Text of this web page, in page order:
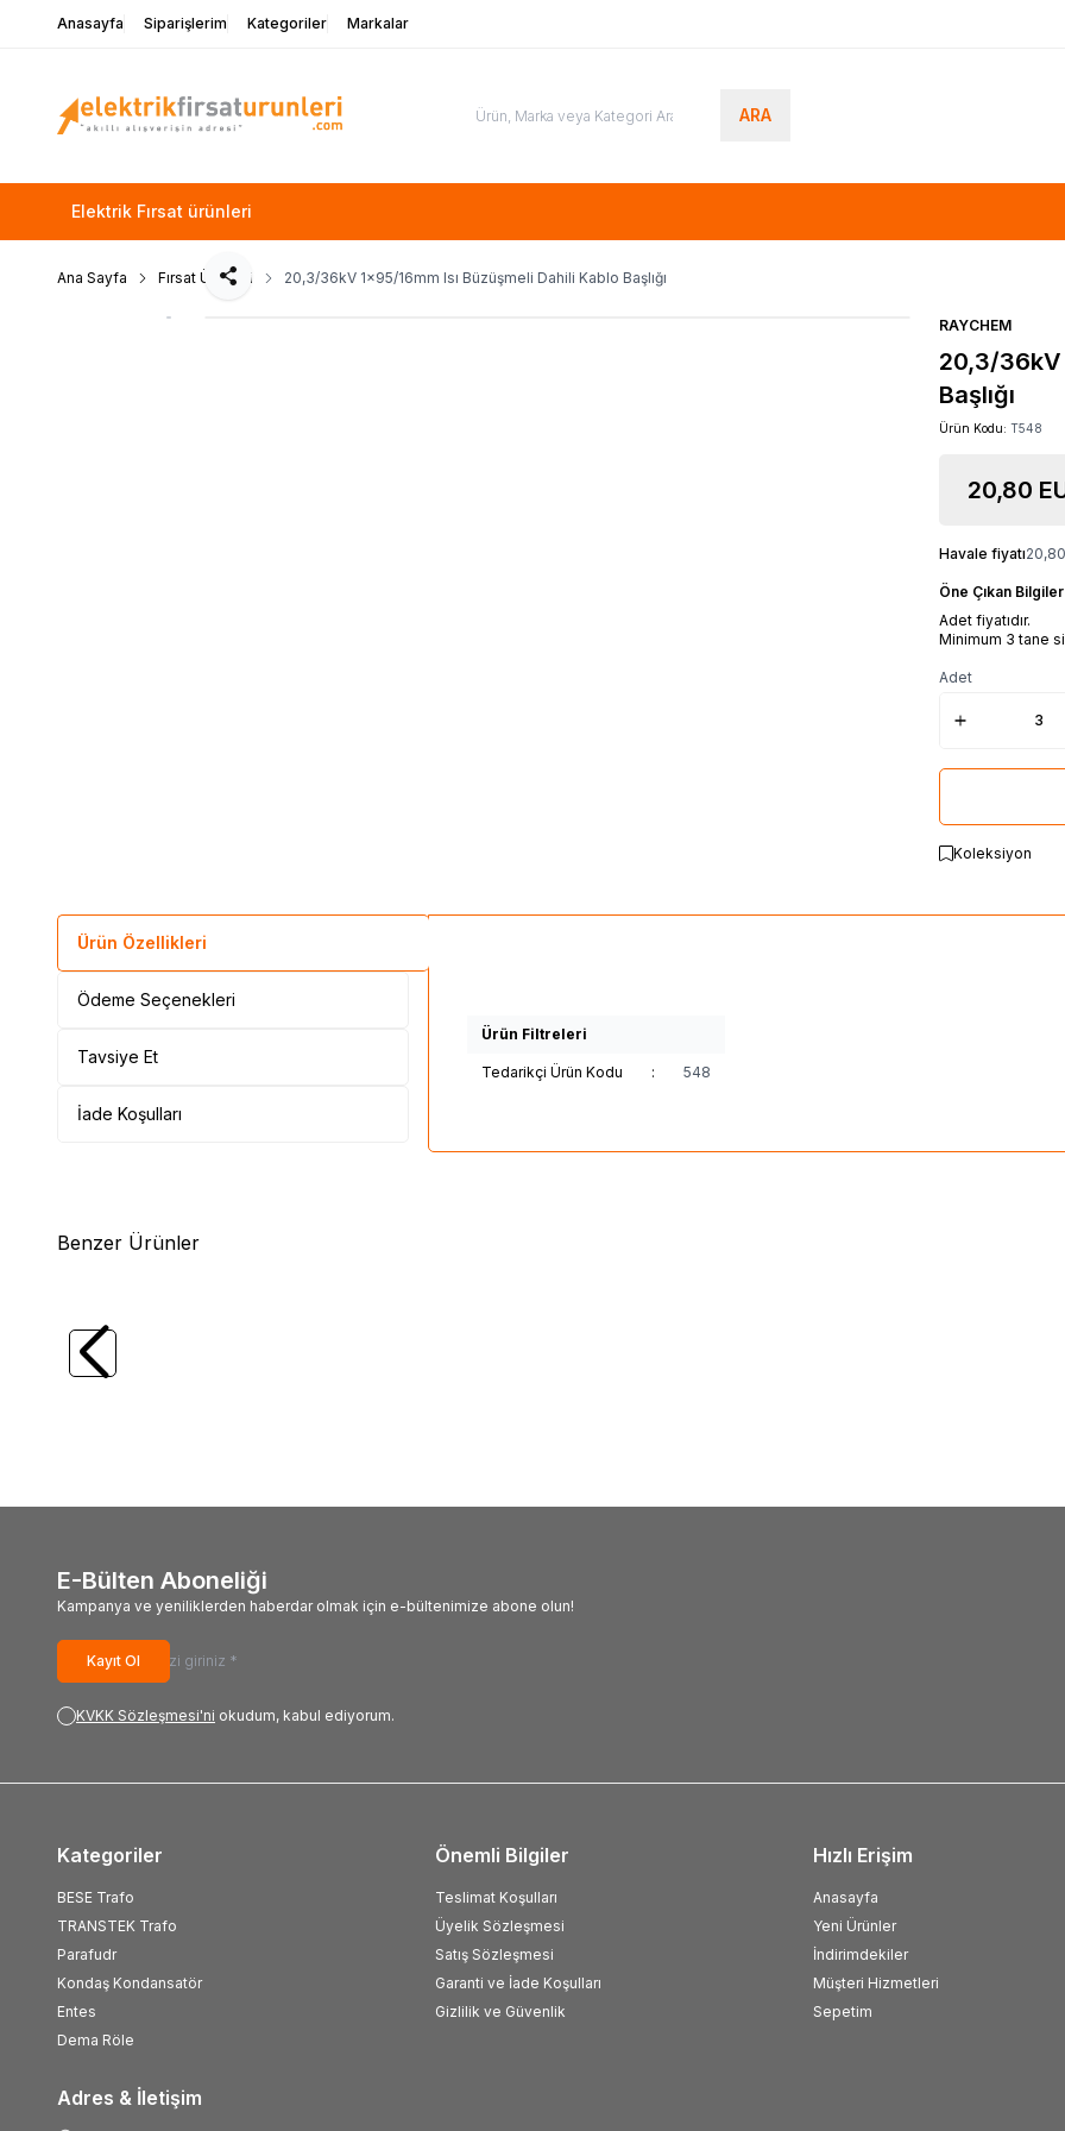
Anasayfa Siparişlerim Kategoriler Markalar
ARA
Elektrik Fırsat ürünleri
Ana Sayfa Fırsat Ürünleri 20,3/36kV 1x95/16mm Isı Büzüşmeli Dahili Kablo Başlığı
Paylaş
RAYCHEM
20,3/36kV
Başlığı
Ürün Kodu: T548
20,80
Havale fiyatı20,80
Öne Çıkan Bilgiler
Adet fiyatıdır.
Minimum 3 tane
Adet
Koleksiyon
Ürün Özellikleri
Ödeme Seçenekleri
Tavsiye Et
İade Koşulları
Ürün Filtreleri
Tedarikçi Ürün Kodu : 548
Benzer Ürünler
Tesla ST E.S.E. Paratoner
E-Bülten Aboneliği
Kampanya ve yeniliklerden haberdar olmak için e-bültenimize abone olun!
Kayıt Ol
KVKK Sözleşmesi'ni okudum, kabul ediyorum.
Adres & İletişim
Kategoriler
BESE Trafo
TRANSTEK Trafo
Parafudr
Kondaş Kondansatör
Entes
Dema Röle
Önemli Bilgiler
Teslimat Koşulları
Üyelik Sözleşmesi
Satış Sözleşmesi
Garanti ve İade Koşulları
Gizlilik ve Güvenlik
Hızlı Erişim
Anasayfa
Yeni Ürünler
İndirimdekiler
Müşteri Hizmetleri
Sepetim